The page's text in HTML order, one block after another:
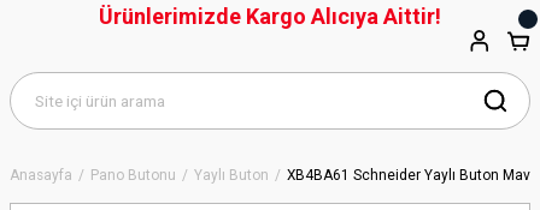
Anasayfa Pano Butonu Yaylı Buton XB4BA61 Schneider Yaylı Buton Mavi
Ürünlerimizde Kargo Alıcıya Aittir!